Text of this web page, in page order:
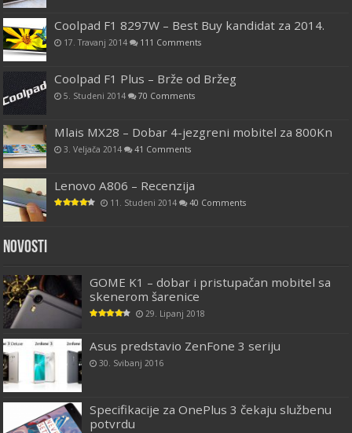
Coolpad F1 8297W – Best Buy kandidat za 2014.
17. Travanj 2014 111 Comments
Coolpad F1 Plus – Brže od Bržeg
5. Studeni 2014 70 Comments
Mlais MX28 – Dobar 4-jezgreni mobitel za 800Kn
3. Veljača 2014 41 Comments
Lenovo A806 – Recenzija
11. Studeni 2014 40 Comments
Novosti
GOME K1 – dobar i pristupačan mobitel sa
skenerom šarenice
29. Lipanj 2018
Asus predstavio ZenFone 3 seriju
30. Svibanj 2016
Specifikacije za OnePlus 3 čekaju službenu
potvrdu